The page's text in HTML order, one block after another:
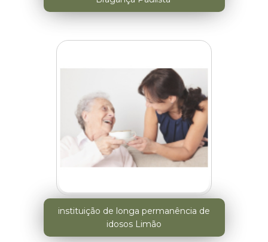
instituição de longa permanência de
idosos Limão